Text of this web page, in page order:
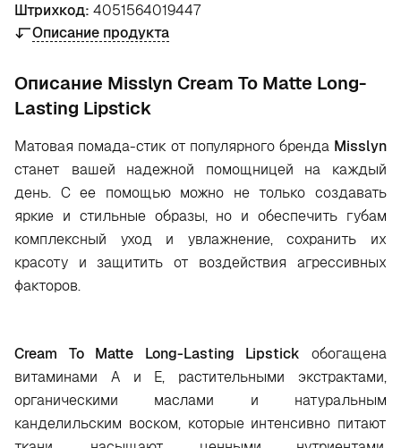
Штрихкод: 4051564019447
Описание продукта
Oписание Misslyn Cream To Matte Long-
Lasting Lipstick
Матовая помада-стик от популярного бренда Misslyn
станет вашей надежной помощницей на каждый
день. С ее помощью можно не только создавать
яркие и стильные образы, но и обеспечить губам
комплексный уход и увлажнение, сохранить их
красоту и защитить от воздействия агрессивных
факторов.
Cream To Matte Long-Lasting Lipstick обогащена
витаминами А и Е, растительными экстрактами,
органическими маслами и натуральным
канделильским воском, которые интенсивно питают